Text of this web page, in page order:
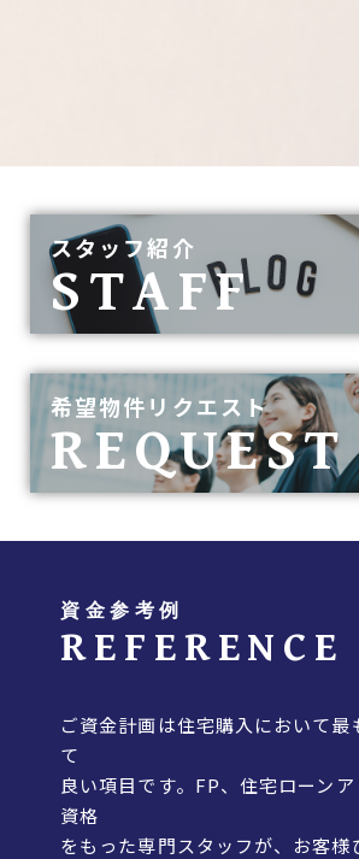
スタッフ紹介
STAFF
希望物件リクエスト
REQUEST
資金参考例
REFERENCE
ご資金計画は住宅購入において最
て
良い項目です。FP、住宅ローン
資格
をもった専門スタッフが、お客様